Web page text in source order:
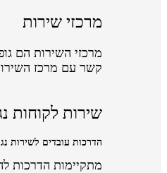
מרכזי שירות
מרכזי השירות הם
קשר עם מרכז
שירות לקוחות
הדרכות עובדים לשירות
מתקיימות הדרכות